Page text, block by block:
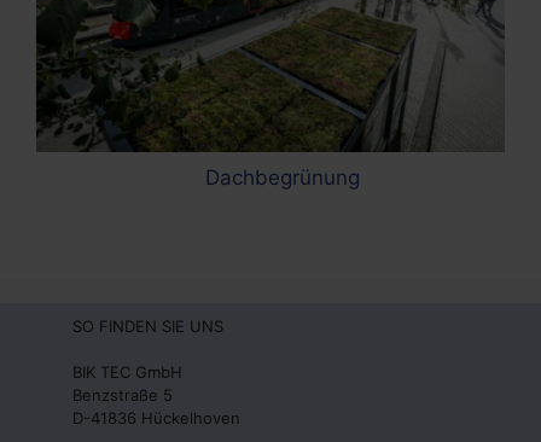
Dachbegrünung
SO FINDEN SIE UNS
BIK TEC GmbH
Benzstraße 5
D-41836 Hückelhoven